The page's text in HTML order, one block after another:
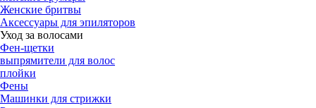
Женские бритвы
Аксессуары для эпиляторов
Уход за волосами
Фен-щетки
выпрямители для волос
плойки
Фены
Машинки для стрижки